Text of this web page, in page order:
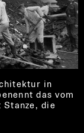
in
das vom
die